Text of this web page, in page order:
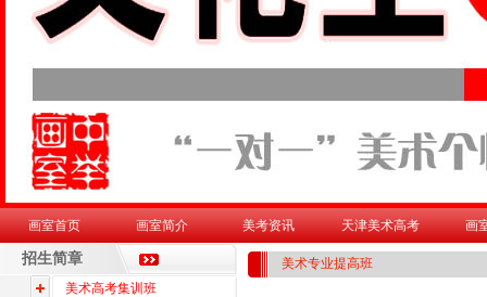
画室首页 画室简介 美考资讯 天津美术高考 画
招生简章
美术高考集训班
美术专业提高班